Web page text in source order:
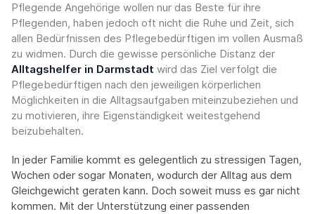
Pflegende Angehörige wollen nur das Beste für ihre
Pflegenden, haben jedoch oft nicht die Ruhe und Zeit, sich
allen Bedürfnissen des Pflegebedürftigen im vollen Ausmaß
zu widmen. Durch die gewisse persönliche Distanz der
Alltagshelfer in Darmstadt wird das Ziel verfolgt die
Pflegebedürftigen nach den jeweiligen körperlichen
Möglichkeiten in die Alltagsaufgaben miteinzubeziehen und
zu motivieren, ihre Eigenständigkeit weitestgehend
beizubehalten.
In jeder Familie kommt es gelegentlich zu stressigen Tagen,
Wochen oder sogar Monaten, wodurch der Alltag aus dem
Gleichgewicht geraten kann. Doch soweit muss es gar nicht
kommen. Mit der Unterstützung einer passenden